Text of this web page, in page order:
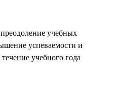
учебных
успеваемости и
учебного года